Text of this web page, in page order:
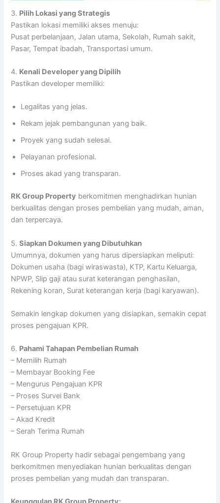
3. Pilih Lokasi yang Strategis
Pastikan lokasi memiliki akses menuju:
Pusat perbelanjaan, Jalan utama, Sekolah, Rumah sakit,
Pasar, Tempat ibadah, Transportasi umum.
4. Kenali Developer yang Dipilih
Pastikan developer memiliki:
Legalitas yang jelas.
Rekam jejak pembangunan yang baik.
Proyek yang sudah selesai.
Pelayanan profesional.
Proses akad yang transparan.
RK Group Property berkomitmen menghadirkan hunian
berkualitas dengan proses pembelian yang mudah, aman,
dan terpercaya.
5.Siapkan Dokumen yang Dibutuhkan
Umumnya, dokumen yang harus dipersiapkan meliputi:
Dokumen usaha (bagi wiraswasta), KTP, Kartu Keluarga,
NPWP, Slip gaji atau surat keterangan penghasilan,
Rekening koran, Surat keterangan kerja (bagi karyawan).
Semakin lengkap dokumen yang disiapkan, semakin cepat
proses pengajuan KPR.
6. Pahami Tahapan Pembelian Rumah
– Memilih Rumah
– Membayar Booking Fee
– Mengurus Pengajuan KPR
– Proses Survei Bank
– Persetujuan KPR
– Akad Kredit
– Serah Terima Rumah
RK Group Property hadir sebagai pengembang yang
berkomitmen menyediakan hunian berkualitas dengan
proses pembelian yang mudah dan transparan.